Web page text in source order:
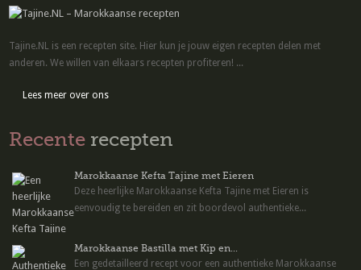
Tajine.NL is een recepten site. Hier kun je jouw eigen recepten delen met
anderen. We willen van elkaars recepten profiteren! ...
Lees meer over ons
Recente recepten
Marokkaanse Kefta Tajine met Eieren
Deze heerlijke Marokkaanse Kefta Tajine met Eieren is
eenvoudig te bereiden en zit boordevol authentieke...
Marokkaanse Bastilla met Kip en...
Een gedetailleerd recept voor een authentieke Marokkaanse